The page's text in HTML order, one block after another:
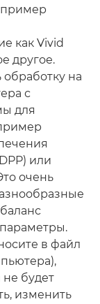
как Vivid
другое.
на
с
для
или
очень
в файл
будет
изменить